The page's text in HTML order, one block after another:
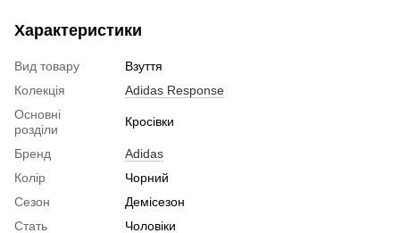
Характеристики
Вид товару
Взуття
Колекція
Adidas Response
Основні
розділи
Кросівки
Бренд
Adidas
Колір
Чорний
Сезон
Демісезон
Стать
Чоловіки